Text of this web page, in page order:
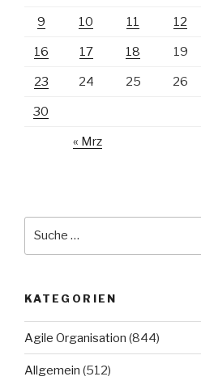
9 10 11 12
16 17 18 19
23 24 25 26
30
« Mrz
KATEGORIEN
Agile Organisation (844)
Allgemein (512)